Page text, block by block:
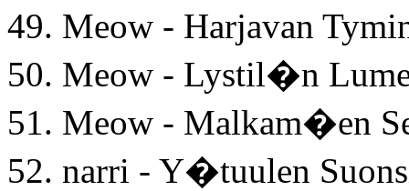
49. Meow - Harjavan
50. Meow - Lystil�n
51. Meow - Malkam�en
52. narri - Y�tuulen